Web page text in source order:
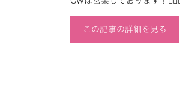
この記事の詳細を見る